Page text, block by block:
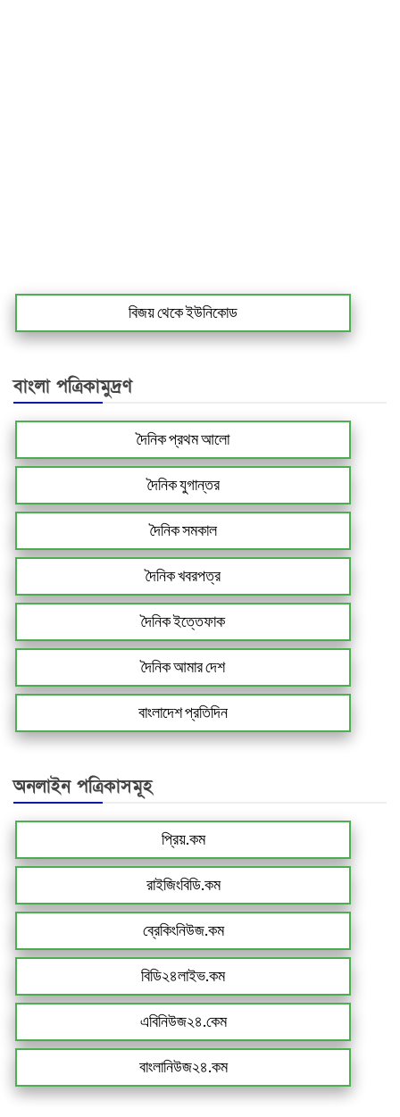
বিজয় থেকে ইউনিকোড
বাংলা পত্রিকামুদ্রণ
দৈনিক প্রথম আলো
দৈনিক যুগান্তর
দৈনিক সমকাল
দৈনিক খবরপত্র
দৈনিক ইত্তেফাক
দৈনিক আমার দেশ
বাংলাদেশ প্রতিদিন
অনলাইন পত্রিকাসমূহ
প্রিয়.কম
রাইজিংবিডি.কম
ব্রেকিংনিউজ.কম
বিডি২৪লাইভ.কম
এবিনিউজ২৪.কেম
বাংলানিউজ২৪.কম